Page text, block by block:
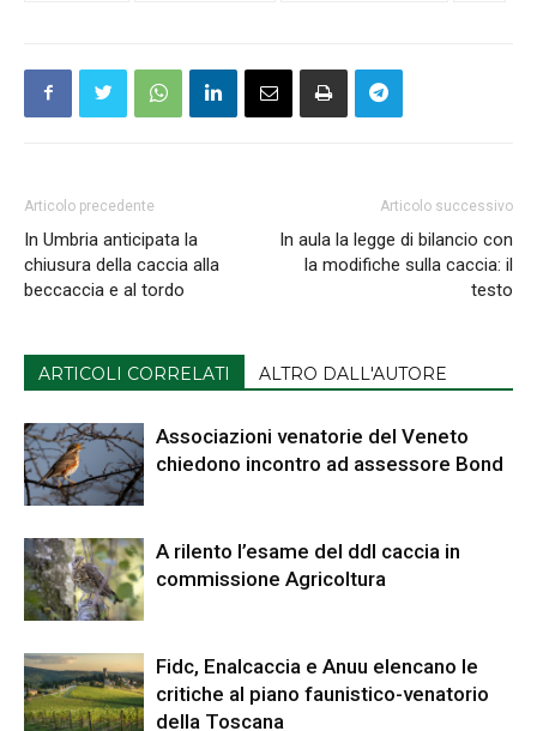
Articolo precedente
In Umbria anticipata la
chiusura della caccia alla
beccaccia e al tordo
Articolo successivo
In aula la legge di bilancio con
la modifiche sulla caccia: il
testo
ARTICOLI CORRELATI ALTRO DALL'AUTORE
Associazioni venatorie del Veneto
chiedono incontro ad assessore Bond
A rilento l’esame del ddl caccia in
commissione Agricoltura
Fidc, Enalcaccia e Anuu elencano le
critiche al piano faunistico-venatorio
della Toscana